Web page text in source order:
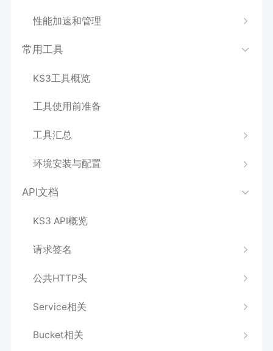
性能加速和管理
常用工具
KS3工具概览
工具使用前准备
工具汇总
环境安装与配置
API文档
KS3 API概览
请求签名
公共HTTP头
Service相关
Bucket相关